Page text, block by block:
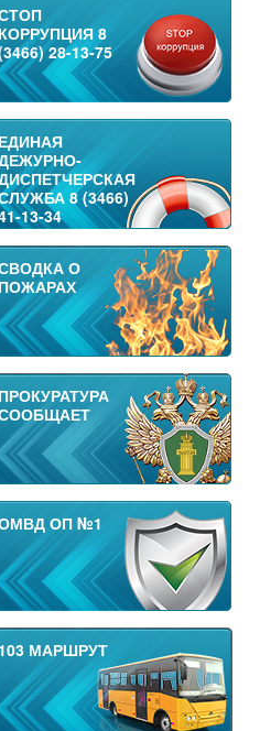
КОРРУПЦИЯ 8
28-13-75
ЕДИНАЯ
8 (3466)
13-34
О
ПОЖАРАХ
ПРОКУРАТУРА
ОП №1
103 МАРШРУТ